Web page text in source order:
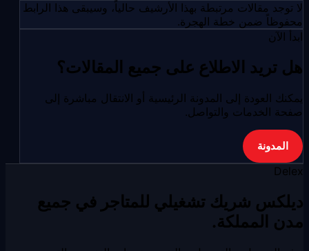
لا توجد مقالات مرتبطة بهذا الأرشيف حالياً، وسيبقى هذا الرابط
محفوظاً ضمن خطة الهجرة.
ابدأ الآن
هل تريد الاطلاع على جميع المقالات؟
يمكنك العودة إلى المدونة الرئيسية أو الانتقال مباشرة إلى
صفحة الخدمات والتواصل.
المدونة
Delex
ديلكس شريك تشغيلي للمتاجر في جميع
مدن المملكة.